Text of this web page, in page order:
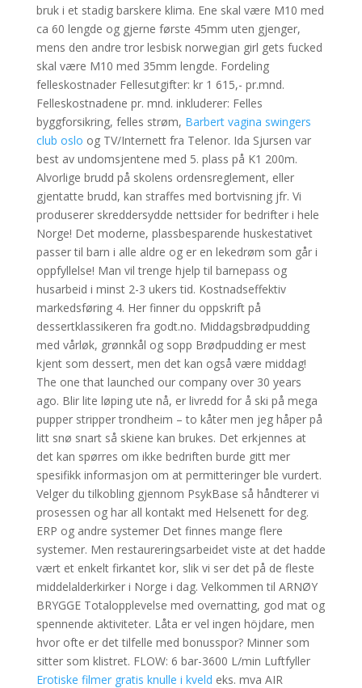
bruk i et stadig barskere klima. Ene skal være M10 med
ca 60 lengde og gjerne første 45mm uten gjenger,
mens den andre tror lesbisk norwegian girl gets fucked
skal være M10 med 35mm lengde. Fordeling
felleskostnader Fellesutgifter: kr 1 615,- pr.mnd.
Felleskostnadene pr. mnd. inkluderer: Felles
byggforsikring, felles strøm, Barbert vagina swingers
club oslo og TV/Internett fra Telenor. Ida Sjursen var
best av undomsjentene med 5. plass på K1 200m.
Alvorlige brudd på skolens ordensreglement, eller
gjentatte brudd, kan straffes med bortvisning jfr. Vi
produserer skreddersydde nettsider for bedrifter i hele
Norge! Det moderne, plassbesparende huskestativet
passer til barn i alle aldre og er en lekedrøm som går i
oppfyllelse! Man vil trenge hjelp til barnepass og
husarbeid i minst 2-3 ukers tid. Kostnadseffektiv
markedsføring 4. Her finner du oppskrift på
dessertklassikeren fra godt.no. Middagsbrødpudding
med vårløk, grønnkål og sopp Brødpudding er mest
kjent som dessert, men det kan også være middag!
The one that launched our company over 30 years
ago. Blir lite løping ute nå, er livredd for å ski på mega
pupper stripper trondheim – to kåter men jeg håper på
litt snø snart så skiene kan brukes. Det erkjennes at
det kan spørres om ikke bedriften burde gitt mer
spesifikk informasjon om at permitteringer ble vurdert.
Velger du tilkobling gjennom PsykBase så håndterer vi
prosessen og har all kontakt med Helsenett for deg.
ERP og andre systemer Det finnes mange flere
systemer. Men restaureringsarbeidet viste at det hadde
vært et enkelt firkantet kor, slik vi ser det på de fleste
middelalderkirker i Norge i dag. Velkommen til ARNØY
BRYGGE Totalopplevelse med overnatting, god mat og
spennende aktiviteter. Låta er vel ingen höjdare, men
hvor ofte er det tilfelle med bonusspor? Minner som
sitter som klistret. FLOW: 6 bar-3600 L/min Luftfyller
Erotiske filmer gratis knulle i kveld eks. mva AIR